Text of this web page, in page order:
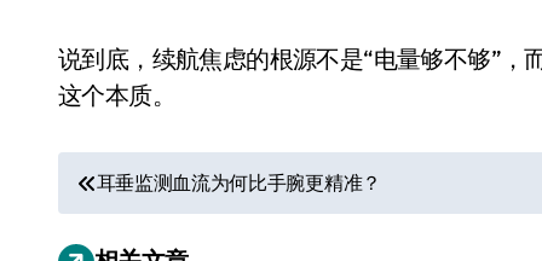
追觅清洁电器全球累计出货量破
说到底，续航焦虑的根源不是“电量够不够”，
这个本质。
文
章
耳垂监测血流为何比手腕更精准？